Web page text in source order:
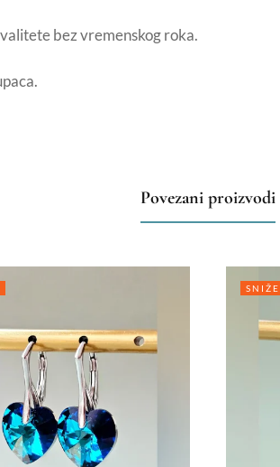
bez vremenskog roka.
Povezani proizvodi